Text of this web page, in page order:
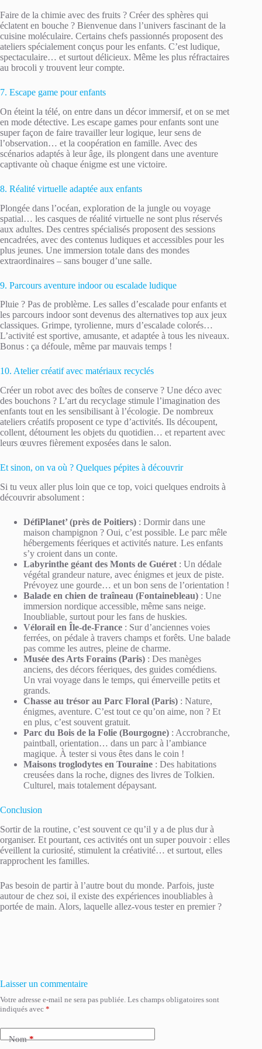
Faire de la chimie avec des fruits ? Créer des sphères qui
éclatent en bouche ? Bienvenue dans l’univers fascinant de la
cuisine moléculaire. Certains chefs passionnés proposent des
ateliers spécialement conçus pour les enfants. C’est ludique,
spectaculaire… et surtout délicieux. Même les plus réfractaires
au brocoli y trouvent leur compte.
7. Escape game pour enfants
On éteint la télé, on entre dans un décor immersif, et on se met
en mode détective. Les escape games pour enfants sont une
super façon de faire travailler leur logique, leur sens de
l’observation… et la coopération en famille. Avec des
scénarios adaptés à leur âge, ils plongent dans une aventure
captivante où chaque énigme est une victoire.
8. Réalité virtuelle adaptée aux enfants
Plongée dans l’océan, exploration de la jungle ou voyage
spatial… les casques de réalité virtuelle ne sont plus réservés
aux adultes. Des centres spécialisés proposent des sessions
encadrées, avec des contenus ludiques et accessibles pour les
plus jeunes. Une immersion totale dans des mondes
extraordinaires – sans bouger d’une salle.
9. Parcours aventure indoor ou escalade ludique
Pluie ? Pas de problème. Les salles d’escalade pour enfants et
les parcours indoor sont devenus des alternatives top aux jeux
classiques. Grimpe, tyrolienne, murs d’escalade colorés…
L’activité est sportive, amusante, et adaptée à tous les niveaux.
Bonus : ça défoule, même par mauvais temps !
10. Atelier créatif avec matériaux recyclés
Créer un robot avec des boîtes de conserve ? Une déco avec
des bouchons ? L’art du recyclage stimule l’imagination des
enfants tout en les sensibilisant à l’écologie. De nombreux
ateliers créatifs proposent ce type d’activités. Ils découpent,
collent, détournent les objets du quotidien… et repartent avec
leurs œuvres fièrement exposées dans le salon.
Et sinon, on va où ? Quelques pépites à découvrir
Si tu veux aller plus loin que ce top, voici quelques endroits à
découvrir absolument :
DéfiPlanet’ (près de Poitiers) : Dormir dans une
maison champignon ? Oui, c’est possible. Le parc mêle
hébergements féeriques et activités nature. Les enfants
s’y croient dans un conte.
Labyrinthe géant des Monts de Guéret : Un dédale
végétal grandeur nature, avec énigmes et jeux de piste.
Prévoyez une gourde… et un bon sens de l’orientation !
Balade en chien de traîneau (Fontainebleau) : Une
immersion nordique accessible, même sans neige.
Inoubliable, surtout pour les fans de huskies.
Vélorail en Île-de-France : Sur d’anciennes voies
ferrées, on pédale à travers champs et forêts. Une balade
pas comme les autres, pleine de charme.
Musée des Arts Forains (Paris) : Des manèges
anciens, des décors féeriques, des guides comédiens.
Un vrai voyage dans le temps, qui émerveille petits et
grands.
Chasse au trésor au Parc Floral (Paris) : Nature,
énigmes, aventure. C’est tout ce qu’on aime, non ? Et
en plus, c’est souvent gratuit.
Parc du Bois de la Folie (Bourgogne) : Accrobranche,
paintball, orientation… dans un parc à l’ambiance
magique. À tester si vous êtes dans le coin !
Maisons troglodytes en Touraine : Des habitations
creusées dans la roche, dignes des livres de Tolkien.
Culturel, mais totalement dépaysant.
Conclusion
Sortir de la routine, c’est souvent ce qu’il y a de plus dur à
organiser. Et pourtant, ces activités ont un super pouvoir : elles
éveillent la curiosité, stimulent la créativité… et surtout, elles
rapprochent les familles.
Pas besoin de partir à l’autre bout du monde. Parfois, juste
autour de chez soi, il existe des expériences inoubliables à
portée de main. Alors, laquelle allez-vous tester en premier ?
Laisser un commentaire
Votre adresse e-mail ne sera pas publiée. Les champs obligatoires sont
indiqués avec *
Nom*